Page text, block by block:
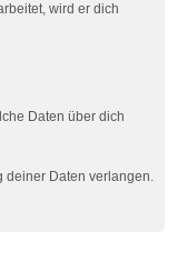
wird er dich
Daten über dich
deiner Daten verlangen.